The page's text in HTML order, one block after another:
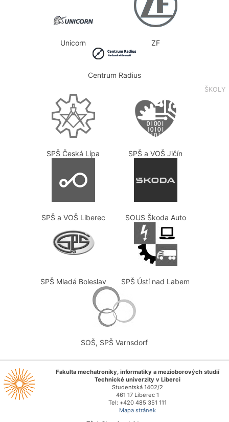
Unicorn ZF
Centrum Radius
ŠKOLY
SPŠ Česká Lípa SPŠ a VOŠ Jičín
SPŠ a VOŠ Liberec SOUS Škoda Auto
SPŠ Mladá Boleslav SPŠ Ústí nad Labem
SOŠ, SPŠ Varnsdorf
Fakulta mechatroniky, informatiky a mezioborových studií
Technické univerzity v Liberci
Studentská 1402/2
461 17 Liberec 1
Tel: +420 485 351 111
Mapa stránek